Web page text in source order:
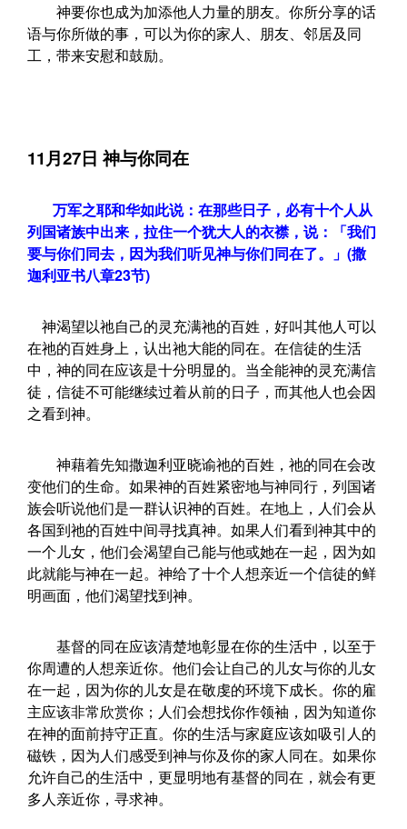
神要你也成为加添他人力量的朋友。你所分享的话
语与你所做的事，可以为你的家人、朋友、邻居及同
工，带来安慰和鼓励。
11月27日 神与你同在
万军之耶和华如此说：在那些日子，必有十个人从
列国诸族中出来，拉住一个犹大人的衣襟，说：「我们
要与你们同去，因为我们听见神与你们同在了。」(撒
迦利亚书八章23节)
神渴望以祂自己的灵充满祂的百姓，好叫其他人可以
在祂的百姓身上，认出祂大能的同在。在信徒的生活
中，神的同在应该是十分明显的。当全能神的灵充满信
徒，信徒不可能继续过着从前的日子，而其他人也会因
之看到神。
神藉着先知撒迦利亚晓谕祂的百姓，祂的同在会改
变他们的生命。如果神的百姓紧密地与神同行，列国诸
族会听说他们是一群认识神的百姓。在地上，人们会从
各国到祂的百姓中间寻找真神。如果人们看到神其中的
一个儿女，他们会渴望自己能与他或她在一起，因为如
此就能与神在一起。神给了十个人想亲近一个信徒的鲜
明画面，他们渴望找到神。
基督的同在应该清楚地彰显在你的生活中，以至于
你周遭的人想亲近你。他们会让自己的儿女与你的儿女
在一起，因为你的儿女是在敬虔的环境下成长。你的雇
主应该非常欣赏你；人们会想找你作领袖，因为知道你
在神的面前持守正直。你的生活与家庭应该如吸引人的
磁铁，因为人们感受到神与你及你的家人同在。如果你
允许自己的生活中，更显明地有基督的同在，就会有更
多人亲近你，寻求神。